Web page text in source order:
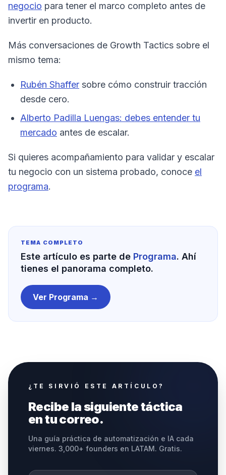
negocio para tener el marco completo antes de
invertir en producto.
Más conversaciones de Growth Tactics sobre el
mismo tema:
Rubén Shaffer sobre cómo construir tracción
desde cero.
Alberto Padilla Luengas: debes entender tu
mercado antes de escalar.
Si quieres acompañamiento para validar y escalar
tu negocio con un sistema probado, conoce el
programa.
TEMA COMPLETO
Este artículo es parte de Programa. Ahí
tienes el panorama completo.
Ver Programa →
¿TE SIRVIÓ ESTE ARTÍCULO?
Recibe la siguiente táctica
en tu correo.
Una guía práctica de automatización e IA cada
viernes. 3,000+ founders en LATAM. Gratis.